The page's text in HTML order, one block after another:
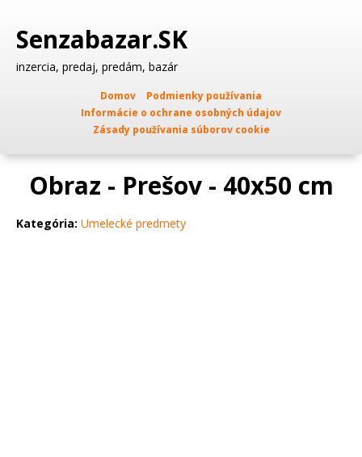
Senzabazar.SK
inzercia, predaj, predám, bazár
Domov
Podmienky používania
Informácie o ochrane osobných údajov
Zásady používania súborov cookie
Obraz - Prešov - 40x50 cm
Kategória: Umelecké predmety